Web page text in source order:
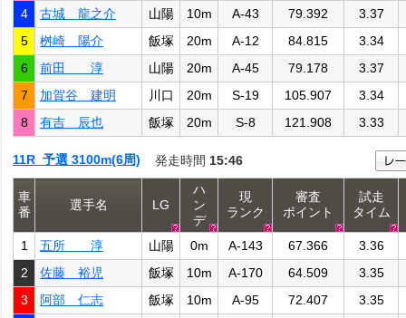
4
古城 龍之介 山陽 10m A-43 79.392
3.37
5
桝崎 陽介 飯塚 20m A-12 84.815
3.34
6
前田 淳 山陽 20m A-45 79.178
3.37
7
加賀谷 建明 川口 20m S-19 105.907
3.34
8
有吉 辰也 飯塚 20m S-8 121.908 3.33
11R 予選 3100m(6周) 発走時間 15:46
車
番
選手名 LG
ハ
ン
デ
現
ランク
審査
ポイント
試走
タイム
1 五所 淳 山陽 0m A-143 67.366
3.36
2
佐藤 裕児 飯塚 10m A-170 64.509
3.35
3
阿部 仁志 飯塚 10m A-95 72.407
3.35